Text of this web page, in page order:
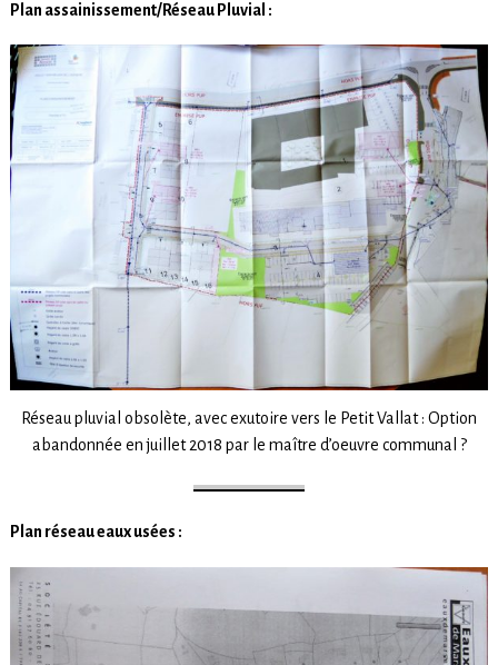
Plan assainissement/Réseau Pluvial :
Réseau pluvial obsolète, avec exutoire vers le Petit Vallat : Option
abandonnée en juillet 2018 par le maître d’oeuvre communal ?
Plan réseau eaux usées :